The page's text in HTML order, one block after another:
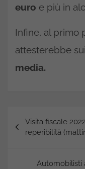
euro e più in
Infine, al primo
attesterebbe sui
media.
Navigazione
articoli
Visita fiscale
reperibilità
Automobilisti